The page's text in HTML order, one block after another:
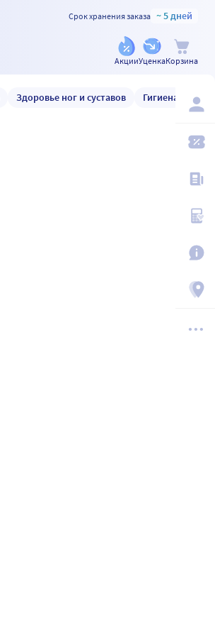
Срок хранения заказа ~ 5 дней
АкцииУценкаКорзина
Здоровье ног и суставов Гигиена и уход